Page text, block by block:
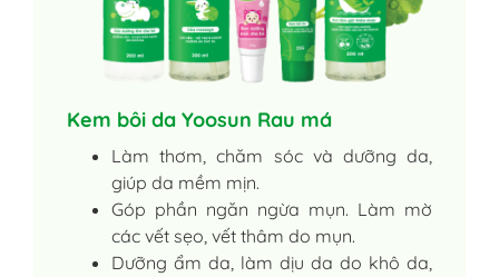
Kem bôi da Yoosun Rau má
Làm thơm, chăm sóc và dưỡng da,
giúp da mềm mịn.
Góp phần ngăn ngừa mụn. Làm mờ
các vết sẹo, vết thâm do mụn.
Dưỡng ẩm da, làm dịu da do khô da,